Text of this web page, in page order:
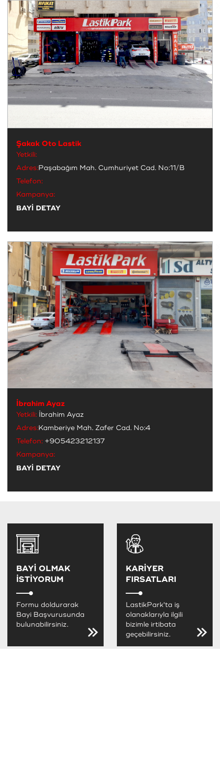
Şakak Oto Lastik
Yetkili:
Adres:Paşabağım Mah. Cumhuriyet Cad. No:11/B
Telefon:
Kampanya:
BAYİ DETAY
İbrahim Ayaz
Yetkili: İbrahim Ayaz
Adres:Kamberiye Mah. Zafer Cad. No:4
Telefon: +905423212137
Kampanya:
BAYİ DETAY
BAYİ OLMAK
İSTİYORUM
Formu doldurarak
Bayi Başvurusunda
bulunabilirsiniz.
KARİYER
FIRSATLARI
LastikPark'ta iş
olanaklarıyla ilgili
bizimle irtibata
geçebilirsiniz.